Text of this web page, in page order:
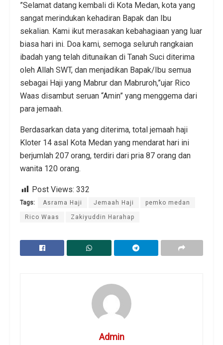
​”Selamat datang kembali di Kota Medan, kota yang
sangat merindukan kehadiran Bapak dan Ibu
sekalian. Kami ikut merasakan kebahagiaan yang luar
biasa hari ini. Doa kami, semoga seluruh rangkaian
ibadah yang telah ditunaikan di Tanah Suci diterima
oleh Allah SWT, dan menjadikan Bapak/Ibu semua
sebagai Haji yang Mabrur dan Mabruroh,”ujar Rico
Waas disambut seruan “Amin” yang menggema dari
para jemaah.
Berdasarkan data yang diterima, total jemaah haji
Kloter 14 asal Kota Medan yang mendarat hari ini
berjumlah 207 orang, terdiri dari pria 87 orang dan
wanita 120 orang.
Post Views: 332
Tags: Asrama Haji Jemaah Haji pemko medan
Rico Waas Zakiyuddin Harahap
Admin